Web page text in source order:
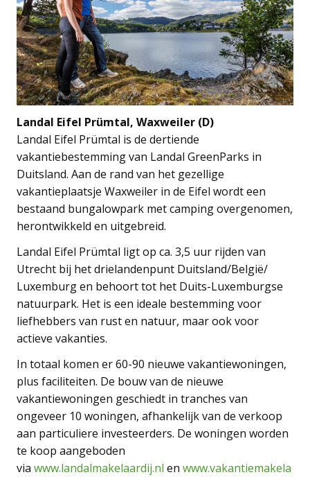
Landal Eifel Prümtal, Waxweiler (D)
Landal Eifel Prümtal is de dertiende
vakantiebestemming van Landal GreenParks in
Duitsland. Aan de rand van het gezellige
vakantieplaatsje Waxweiler in de Eifel wordt een
bestaand bungalowpark met camping overgenomen,
herontwikkeld en uitgebreid.
Landal Eifel Prümtal ligt op ca. 3,5 uur rijden van
Utrecht bij het drielandenpunt Duitsland/België/
Luxemburg en behoort tot het Duits-Luxemburgse
natuurpark. Het is een ideale bestemming voor
liefhebbers van rust en natuur, maar ook voor
actieve vakanties.
In totaal komen er 60-90 nieuwe vakantiewoningen,
plus faciliteiten. De bouw van de nieuwe
vakantiewoningen geschiedt in tranches van
ongeveer 10 woningen, afhankelijk van de verkoop
aan particuliere investeerders. De woningen worden
te koop aangeboden
via www.landalmakelaardij.nl en www.vakantiemakela